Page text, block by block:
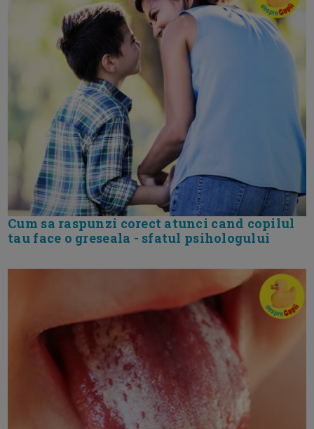
Cum sa raspunzi corect atunci cand copilul
tau face o greseala - sfatul psihologului